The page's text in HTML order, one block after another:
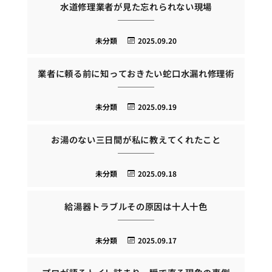
水道修理業者が見た忘れられない現場
2025.09.20
未分類
業者に頼る前に知っておきたい蛇口水漏れ修理術
2025.09.19
未分類
お湯のない三日間が私に教えてくれたこと
2025.09.18
未分類
給湯器トラブルその原因は十人十色
2025.09.17
未分類